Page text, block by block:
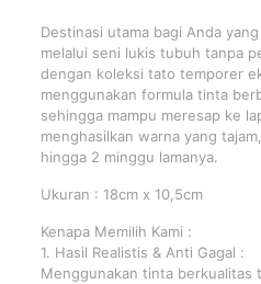
Destinasi utama bagi Anda
melalui seni lukis tubuh tanpa
dengan koleksi tato temporer
menggunakan formula tinta
sehingga mampu meresap ke
menghasilkan warna yang
hingga 2 minggu lamanya.
Ukuran : 18cm x 10,5cm
Kenapa Memilih Kami :
1. Hasil Realistis & Anti Gagal :
Menggunakan tinta berkualitas